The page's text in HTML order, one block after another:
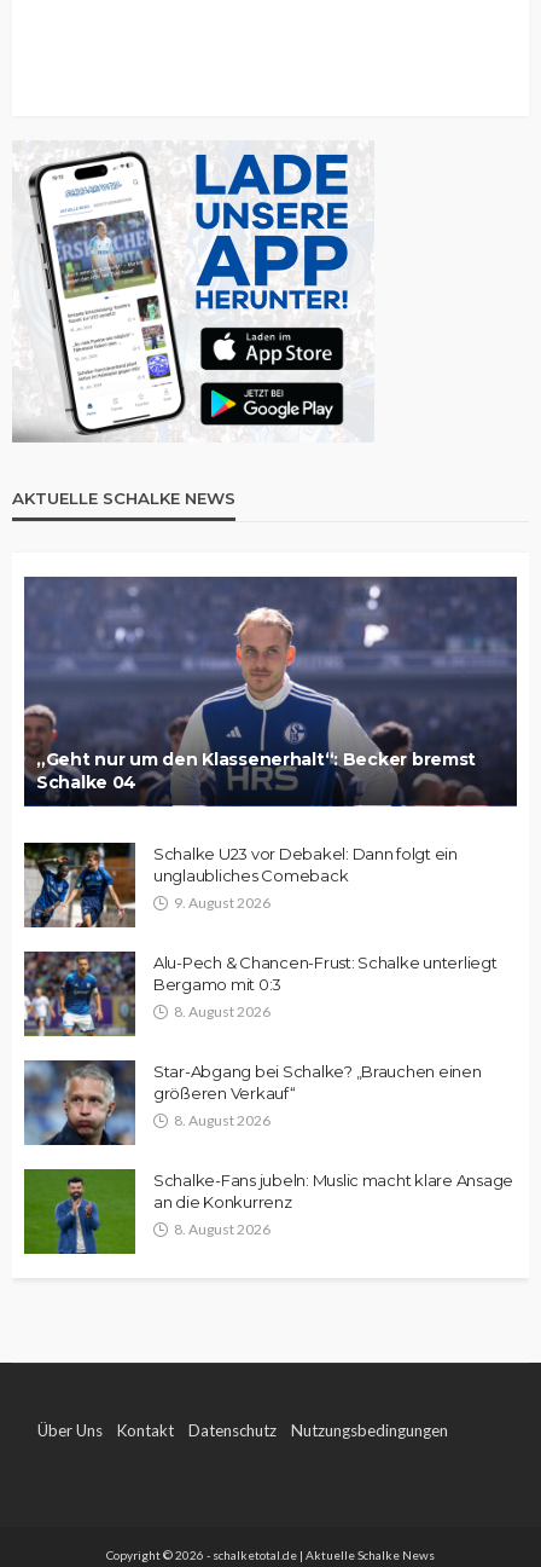
AKTUELLE SCHALKE NEWS
„Geht nur um den Klassenerhalt“: Becker bremst
Schalke 04
Schalke U23 vor Debakel: Dann folgt ein
unglaubliches Comeback
9. August 2026
Alu-Pech & Chancen-Frust: Schalke unterliegt
Bergamo mit 0:3
8. August 2026
Star-Abgang bei Schalke? „Brauchen einen
größeren Verkauf“
8. August 2026
Schalke-Fans jubeln: Muslic macht klare Ansage
an die Konkurrenz
8. August 2026
Über Uns Kontakt Datenschutz Nutzungsbedingungen
Copyright © 2026 - schalketotal.de | Aktuelle Schalke News